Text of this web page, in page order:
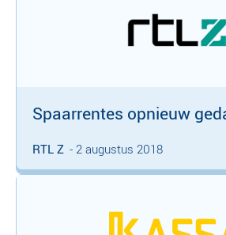
Spaarrentes opnieuw
RTL Z - 2 augustus 2018